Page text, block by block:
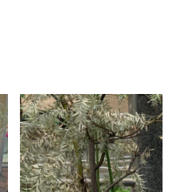
残念な植物シリーズ
アカシア ブルーブッ
シュ
2019.10.17
アカシア